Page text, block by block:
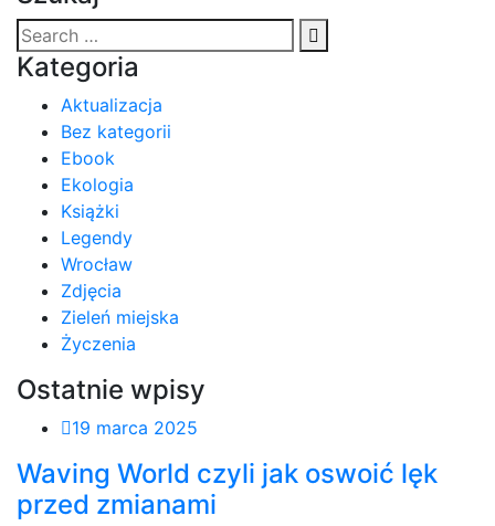
Kategoria
Aktualizacja
Bez kategorii
Ebook
Ekologia
Książki
Legendy
Wrocław
Zdjęcia
Zieleń miejska
Życzenia
Ostatnie wpisy
19 marca 2025
Waving World czyli jak oswoić lęk
przed zmianami